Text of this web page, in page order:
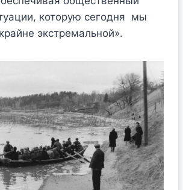
которую сегодня мы
экстремальной».